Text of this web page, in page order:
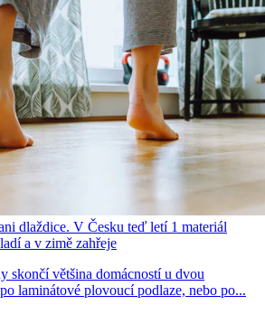
dlaždice. V Česku teď letí 1 materiál
a v zimě zahřeje
skončí většina domácností u dvou
laminátové plovoucí podlaze, nebo po...